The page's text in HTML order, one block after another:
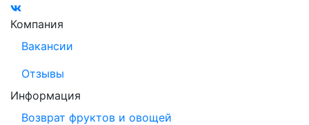
Компания
Вакансии
Отзывы
Информация
Возврат фруктов и овощей